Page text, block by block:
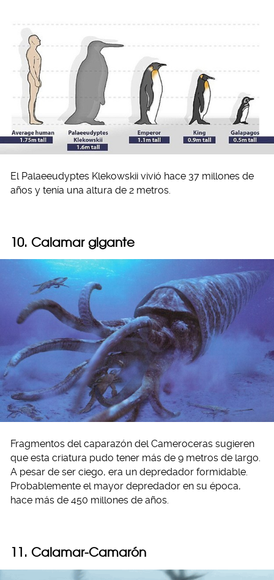
El Palaeeudyptes Klekowskii vivió hace 37 millones de
años y tenía una altura de 2 metros.
10. Calamar gigante
Fragmentos del caparazón del Cameroceras sugieren
que esta criatura pudo tener más de 9 metros de largo.
A pesar de ser ciego, era un depredador formidable.
Probablemente el mayor depredador en su época,
hace más de 450 millones de años.
11. Calamar-Camarón